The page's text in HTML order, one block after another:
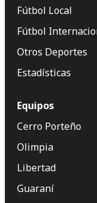
Fútbol Local
Fútbol
Otros Deportes
Estadísticas
Equipos
Cerro Porteño
Olimpia
Libertad
Guaraní